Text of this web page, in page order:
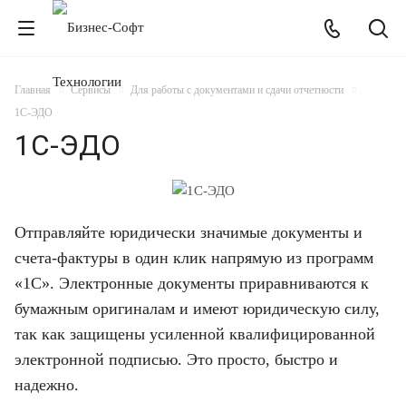
Главная Сервисы
Для работы с документами и сдачи отчетности
1С-ЭДО
1С-ЭДО
Отправляйте юридически значимые документы и
счета-фактуры в один клик напрямую из программ
«1С». Электронные документы приравниваются к
бумажным оригиналам и имеют юридическую силу,
так как защищены усиленной квалифицированной
электронной подписью. Это просто, быстро и
надежно.